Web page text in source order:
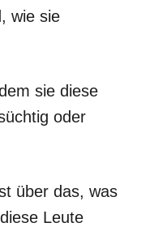
wie sie
sie diese
oder
über das, was
Leute